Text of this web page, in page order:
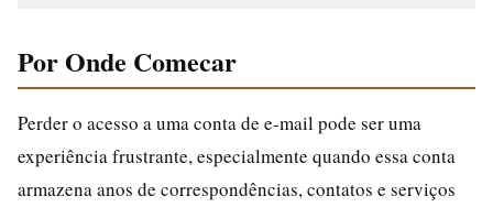
Por Onde Comecar
Perder o acesso a uma conta de e-mail pode ser uma
experiência frustrante, especialmente quando essa conta
armazena anos de correspondências, contatos e serviços